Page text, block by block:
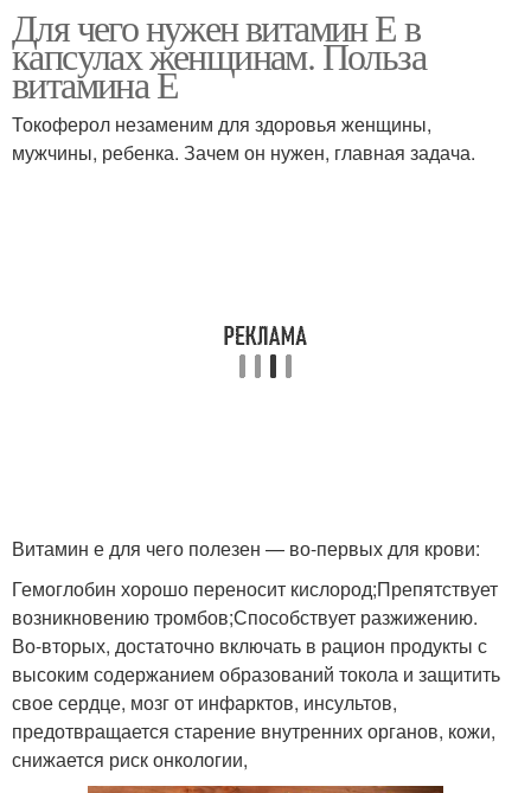
Е перед сном Маска от морщин
Для чего нужен витамин Е в
капсулах женщинам. Польза
витамина Е
Токоферол незаменим для здоровья женщины,
мужчины, ребенка. Зачем он нужен, главная задача.
Витамин е для чего полезен — во-первых для крови:
Гемоглобин хорошо переносит кислород;Препятствует
возникновению тромбов;Способствует разжижению.
Во-вторых, достаточно включать в рацион продукты с
высоким содержанием образований токола и защитить
свое сердце, мозг от инфарктов, инсультов,
предотвращается старение внутренних органов, кожи,
снижается риск онкологии,